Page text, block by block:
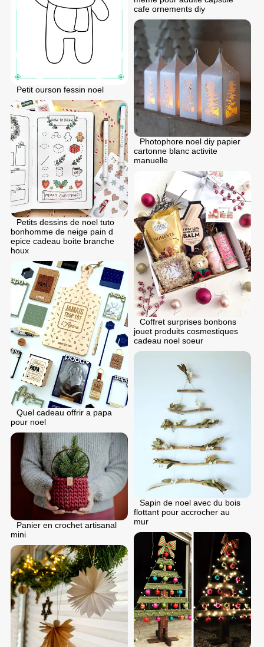
cafe ornements diy
Petit ourson fessin noel
Photophore noel diy papier
cartonne blanc activite
manuelle
Petits dessins de noel tuto
bonhomme de neige pain d
epice cadeau boite branche
houx
Coffret surprises bonbons
jouet produits cosmestiques
cadeau noel soeur
Quel cadeau offrir a papa
pour noel
Sapin de noel avec du bois
flottant pour accrocher au
mur
Panier en crochet artisanal
mini